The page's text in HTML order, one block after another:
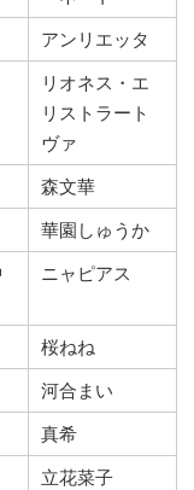
アンリエッタ
リオネス・エ
リストラート
ヴァ
森文華
華園しゅうか
ニャピアス
桜ねね
河合まい
真希
立花菜子